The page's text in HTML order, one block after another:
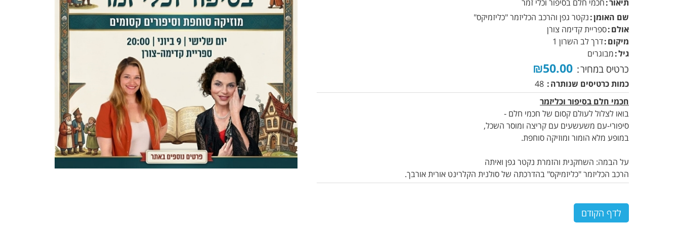
תיאור חכמי חלם בסיפור וכלי זמר
שם האומן נקטר גפן והרכב הכליזמר "כליזמיקס"
אולם ספריית קדימה צורן
מיקום דרך לב השרון 1
גיל מבוגרים
כרטיס במחיר
כמות כרטיסים שנותרה
48
חכמי חלם בסיפור וכליזמר
בואו לצלול לעולם קסום של חכמי חלם -
סיפורי-עם משעשעים עם קריצה ומוסר השכל,
במופע מלא הומור ומוזיקה סוחפת.
על הבמה: השחקנית והזמרת נקטר גפן ואיתה
הרכב הכליזמר "כליזמיקס" בהדרכתה של סולנית הקלרינט אורית אורבך.
לדף הקודם